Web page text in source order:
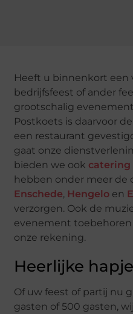
Heeft u binnenkort een
bedrijfsfeest of ander
grootschalig
Postkoets is daarvoor
een restaurant
gaat onze
bieden we ook catering
hebben onder meer de
Enschede, Hengelo en
verzorgen. Ook de
evenement
onze rekening.
Heerlijke
Of uw feest of partij nu
gasten of 500 gasten,